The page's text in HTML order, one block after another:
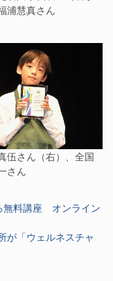
浦慧真さん
伍さん（右）、全国
さん
無料講座 オンライン
が「ウェルネスチャ